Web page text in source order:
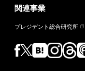
関連事業
プレジデント総合研究所